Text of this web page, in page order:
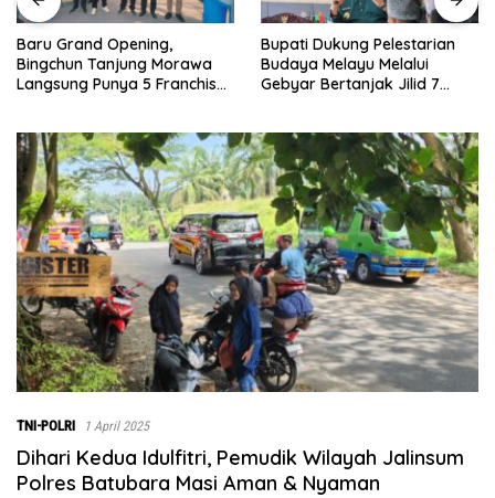
Bupati Dukung Pelestarian
Budaya Melayu Melalui
Gebyar Bertanjak Jilid 7
Sebelumnya Berlantaikan
Tanah Beralaskan Tikar, Kini
Ibu Paijem Nikmati Lantai
0208/Asahan
TNI-POLRI 1 April 2025
Dihari Kedua Idulfitri, Pemudik Wilayah Jalinsum
Polres Batubara Masi Aman & Nyaman